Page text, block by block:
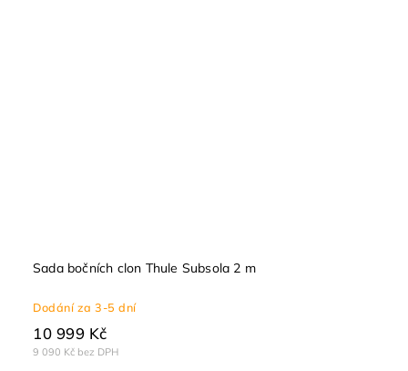
Sada bočních clon Thule Subsola 2 m
Dodání za 3-5 dní
9 090 Kč bez DPH
10 999 Kč